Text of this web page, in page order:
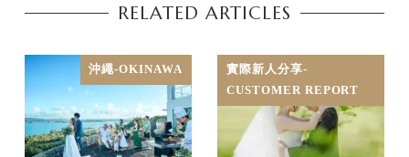
RELATED ARTICLES
沖繩-OKINAWA
實際新人分享-
CUSTOMER REPORT